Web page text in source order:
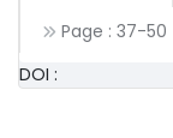
Page : 37-50
DOI :